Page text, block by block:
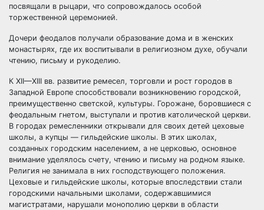
посвящали в рыцари, что сопровождалось особой
торжественной церемонией.
Дочери феодалов получали образование дома и в женских
монастырях, где их воспитывали в религиозном духе, обучали
чтению, письму и рукоделию.
К XII—XIII вв. развитие ремесел, торговли и рост городов в
Западной Европе способствовали возникновению городской,
преимущественно светской, культуры. Горожане, боровшиеся с
феодальным гнетом, выступали и против католической церкви.
В городах ремесленники открывали для своих детей цеховые
школы, а купцы — гильдейские школы. В этих школах,
созданных городским населением, а не церковью, основное
внимание уделялось счету, чтению и письму на родном языке.
Религия не занимала в них господствующего положения.
Цеховые и гильдейские школы, которые впоследствии стали
городскими начальными школами, содержавшимися
магистратами, нарушали монополию церкви в области